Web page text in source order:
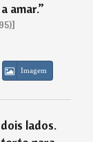
amar.”
Imagem
lados.